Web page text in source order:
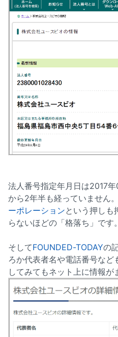
法人番号指定年月日は2017
から2年半も経っていません。
ーポレーションという押しも
らないほどの「格落ち」です。
そしてFOUNDED-TODAYの
ろか代表者名や電話番号な
してみてもネット上に情報が